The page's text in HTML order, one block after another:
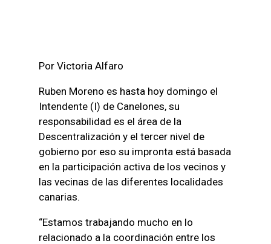
Por Victoria Alfaro
Ruben Moreno es hasta hoy domingo el
Intendente (I) de Canelones, su
responsabilidad es el área de la
Descentralización y el tercer nivel de
gobierno por eso su impronta está basada
en la participación activa de los vecinos y
las vecinas de las diferentes localidades
canarias.
“Estamos trabajando mucho en lo
relacionado a la coordinación entre los